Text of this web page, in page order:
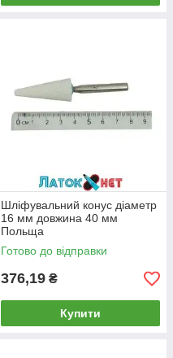
Шліфувальний конус діаметр
16 мм довжина 40 мм
Польща
Готово до відправки
376,19 ₴
Купити